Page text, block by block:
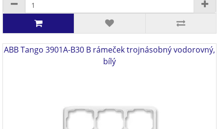
ABB Tango 3901A-B30 B rámeček trojnásobný vodorovný,
bílý